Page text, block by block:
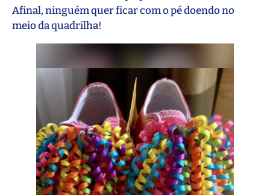
Afinal, ninguém quer ficar com o pé doendo no
meio da quadrilha!